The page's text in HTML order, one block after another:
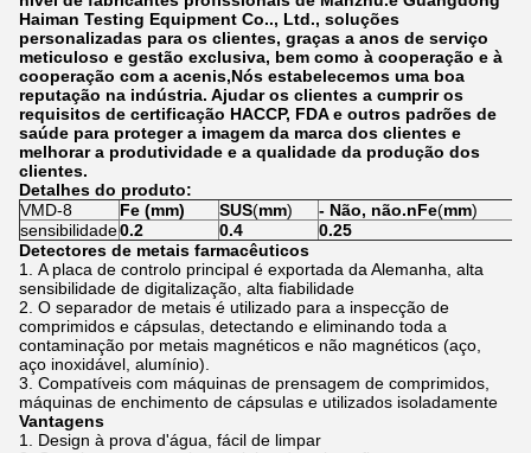
Haiman Testing Equipment Co.., Ltd., soluções
personalizadas para os clientes, graças a anos de serviço
meticuloso e gestão exclusiva, bem como à cooperação e à
cooperação com a acenis,Nós estabelecemos uma boa
reputação na indústria. Ajudar os clientes a cumprir os
requisitos de certificação HACCP, FDA e outros padrões de
saúde para proteger a imagem da marca dos clientes e
melhorar a produtividade e a qualidade da produção dos
clientes.
Detalhes do produto:
VMD-8
Fe (mm) SUS(mm) - Não, não.nFe(mm)
sensibilidade0.2 0.4
0.25
Detectores de metais farmacêuticos
A placa de controlo principal é exportada da Alemanha, alta
sensibilidade de digitalização, alta fiabilidade
O separador de metais é utilizado para a inspecção de
comprimidos e cápsulas, detectando e eliminando toda a
contaminação por metais magnéticos e não magnéticos (aço,
aço inoxidável, alumínio).
Compatíveis com máquinas de prensagem de comprimidos,
máquinas de enchimento de cápsulas e utilizados isoladamente
Vantagens
Design à prova d'água, fácil de limpar